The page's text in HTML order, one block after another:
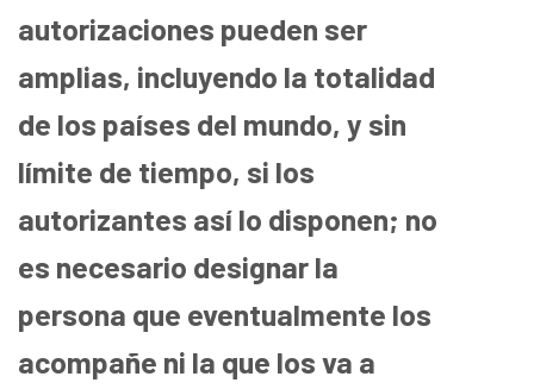
autorizaciones pueden ser
amplias, incluyendo la totalidad
de los países del mundo, y sin
límite de tiempo, si los
autorizantes así lo disponen; no
es necesario designar la
persona que eventualmente los
acompañe ni la que los va a